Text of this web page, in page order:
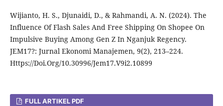
Wijianto, H. S., Djunaidi, D., & Rahmandi, A. N. (2024). The
Influence Of Flash Sales And Free Shipping On Shopee On
Impulsive Buying Among Gen Z In Nganjuk Regency.
JEM17?: Jurnal Ekonomi Manajemen, 9(2), 213–224.
Https://Doi.Org/10.30996/Jem17.V9i2.10899
FULL ARTIKEL PDF